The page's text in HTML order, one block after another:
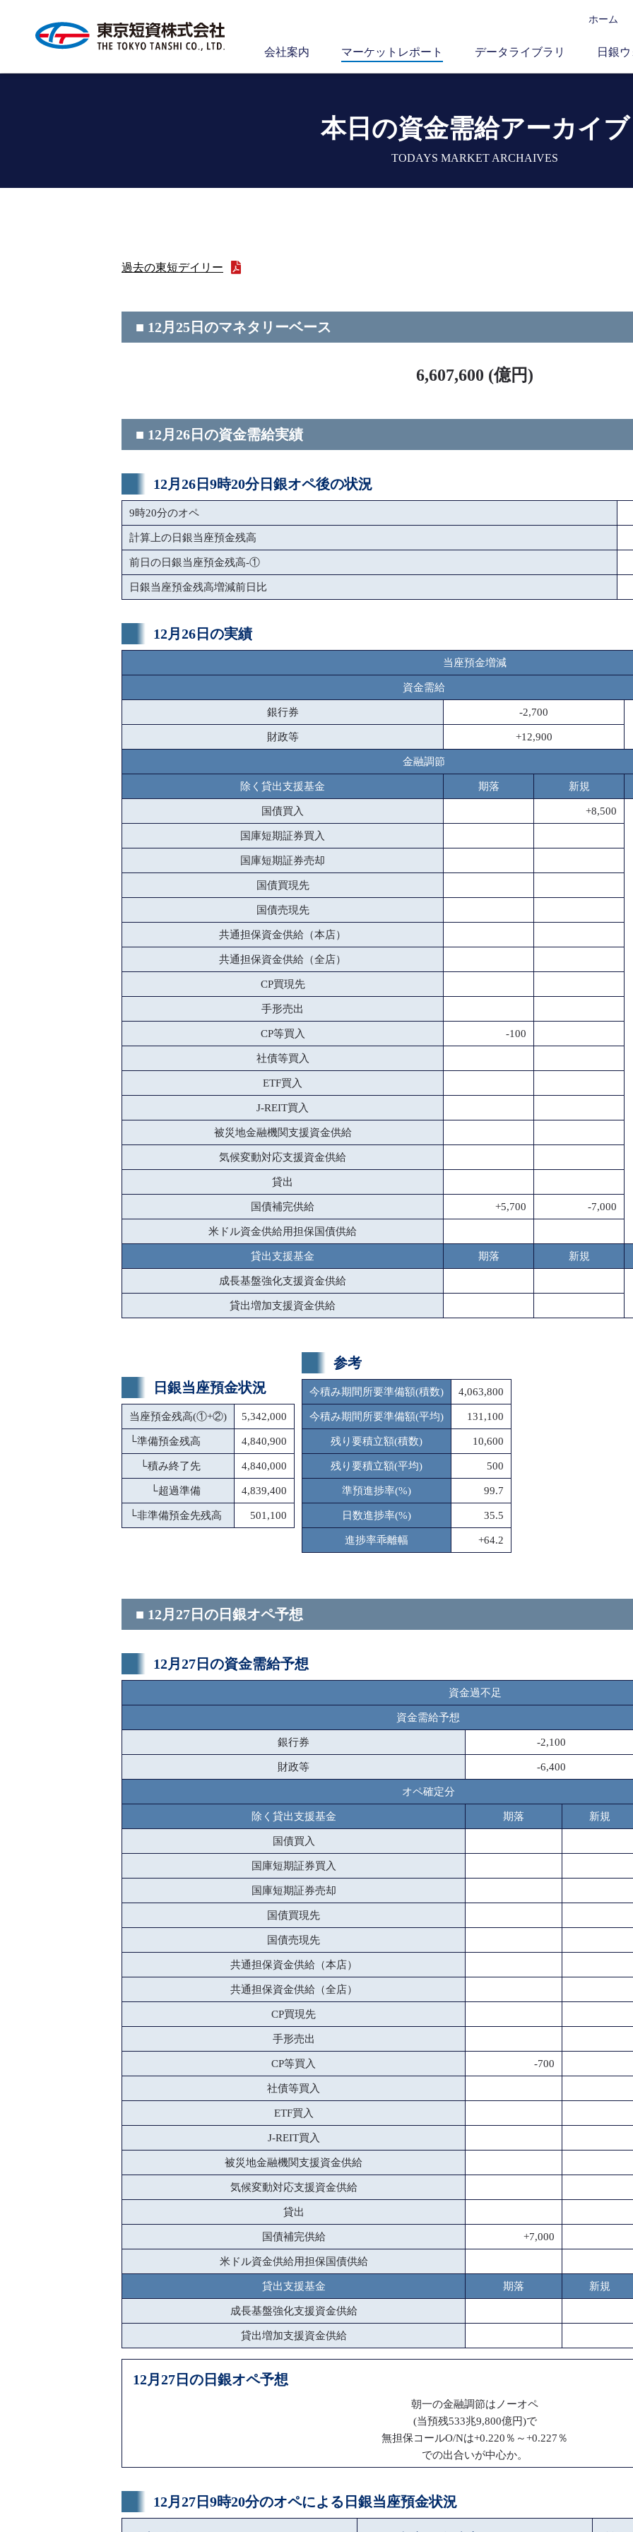
ホーム
会社案内 マーケットレポート データライブラリ 日銀
本日の資金需給アーカイブ
TODAYS MARKET ARCHAIVES
過去の東短デイリー
■ 12月25日のマネタリーベース
6,607,600 (億円)
■ 12月26日の資金需給実績
12月26日9時20分日銀オペ後の状況
9時20分のオペ
計算上の日銀当座預金残高
前日の日銀当座預金残高-①
日銀当座預金残高増減前日比
12月26日の実績
当座預金増減
資金需給
銀行券 -2,700
財政等 +12,900
金融調節
除く貸出支援基金 期落 新規
国債買入 +8,500
国庫短期証券買入
国庫短期証券売却
国債買現先
国債売現先
共通担保資金供給（本店）
共通担保資金供給（全店）
CP買現先
手形売出
CP等買入 -100
社債等買入
ETF買入
J-REIT買入
被災地金融機関支援資金供給
気候変動対応支援資金供給
貸出
国債補完供給 +5,700 -7,000
米ドル資金供給用担保国債供給
貸出支援基金 期落 新規
成長基盤強化支援資金供給
貸出増加支援資金供給
日銀当座預金状況
当座預金残高(①+②) 5,342,000
└準備預金残高 4,840,900
└積み終了先 4,840,000
└超過準備 4,839,400
└非準備預金先残高 501,100
参考
今積み期間所要準備額(積数) 4,063,800
今積み期間所要準備額(平均) 131,100
残り要積立額(積数) 10,600
残り要積立額(平均) 500
準預進捗率(%) 99.7
日数進捗率(%) 35.5
進捗率乖離幅 +64.2
■ 12月27日の日銀オペ予想
12月27日の資金需給予想
資金過不足
資金需給予想
銀行券 -2,100
財政等 -6,400
オペ確定分
除く貸出支援基金 期落 新規
国債買入
国庫短期証券買入
国庫短期証券売却
国債買現先
国債売現先
共通担保資金供給（本店）
共通担保資金供給（全店）
CP買現先
手形売出
CP等買入 -700
社債等買入
ETF買入
J-REIT買入
被災地金融機関支援資金供給
気候変動対応支援資金供給
貸出
国債補完供給 +7,000
米ドル資金供給用担保国債供給
貸出支援基金 期落 新規
成長基盤強化支援資金供給
貸出増加支援資金供給
12月27日の日銀オペ予想
朝一の金融調節はノーオペ
(当預残533兆9,800億円)で
無担保コールO/Nは+0.220％～+0.227％
での出合いが中心か。
12月27日9時20分のオペによる日銀当座預金状況